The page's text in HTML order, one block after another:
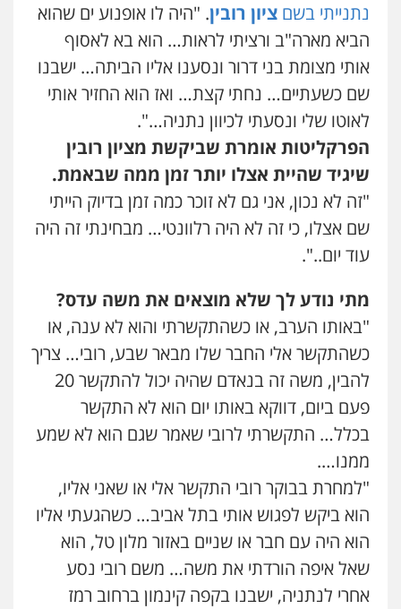
עו"ד יפעת שוורץ סיל
פלילי תעבורה
0523379525
עו"ד אליה חן ברק
פלילי פשיעה חמורה ליווי וייצוג בחקירות
ומעצרים אסירים נוער
0525914163
עו"ד אריה פטר
לשעבר סגן מנהל המחלקה הפלילית
משרד עורכי דין פארס פלאח
פלילי צבאי צווארון לבן והונאה ביטוח לאומי
0549911449
עו"ד עידית שינו-אמיתי
פלילי עורכי דין לענייני אסירים פשיעה
חמורה מעצרים וחקירות
עו"ד אביגדור פלדמן
פלילי אסירים צווארון לבן זכויות אדם אזרחי
0505345826
נתנייתי בשם ציון רובין. "היה לו אופנוע ים שהוא
הביא מארה"ב ורציתי לראות… הוא בא לאסוף
אותי מצומת בני דרור ונסענו אליו הביתה… ישבנו
שם כשעתיים… נחתי קצת… ואז הוא החזיר אותי
לאוטו שלי ונסעתי לכיוון נתניה…".
הפרקליטות אומרת שביקשת מציון רובין
שיגיד שהיית אצלו יותר זמן ממה שבאמת.
"זה לא נכון, אני גם לא זוכר כמה זמן בדיוק הייתי
שם אצלו, כי זה לא היה רלוונטי… מבחינתי זה היה
עוד יום..".
מתי נודע לך שלא מוצאים את משה עדס?
"באותו הערב, או כשהתקשרתי והוא לא ענה, או
כשהתקשר אלי החבר שלו מבאר שבע, רובי… צריך
להבין, משה זה בנאדם שהיה יכול להתקשר 20
פעם ביום, דווקא באותו יום הוא לא התקשר
בכלל… התקשרתי לרובי שאמר שגם הוא לא שמע
ממנו….
"למחרת בבוקר רובי התקשר אלי או שאני אליו,
הוא ביקש לפגוש אותי בתל אביב… כשהגעתי אליו
הוא היה עם חבר או שניים באזור מלון טל, הוא
שאל איפה הורדתי את משה… משם רובי נסע
אחרי לנתניה, ישבנו בקפה קינמון ברחוב רמז